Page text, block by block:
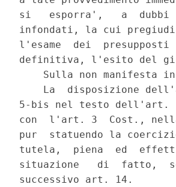
si   esporra',   a  dubbi
infondati, la cui
l'esame  dei
definitiva, l'esito del
Sulla non manifesta
La  disposizione
5-bis nel testo dell'art.
con  l'art. 3  Cost.,
pur  statuendo la
tutela,  piena  ed
situazione   di  fatto,
successivo art. 14.